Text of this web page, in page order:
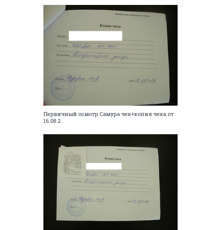
Первичный осмотр Самура чек+копия чека от
16.08.2